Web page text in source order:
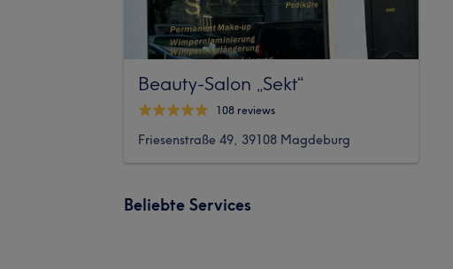
Beauty-Salon „Sekt“
108 reviews
Friesenstraße 49, 39108 Magdeburg
Beliebte Services